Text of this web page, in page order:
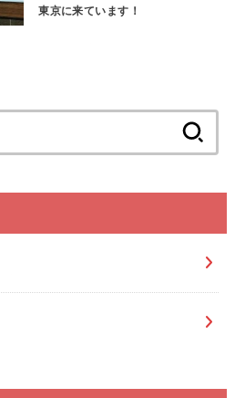
東京に来ています！
索: